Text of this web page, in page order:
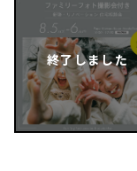
終了しました